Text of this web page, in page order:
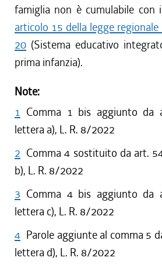
famiglia non è cumulabile con
articolo 15 della legge
20 (Sistema educativo
prima infanzia).
Note:
1 Comma 1 bis aggiunto da
lettera a), L. R. 8/2022
2 Comma 4 sostituito da art.
b), L. R. 8/2022
3 Comma 4 bis aggiunto da
lettera c), L. R. 8/2022
4 Parole aggiunte al comma 5
lettera d), L. R. 8/2022